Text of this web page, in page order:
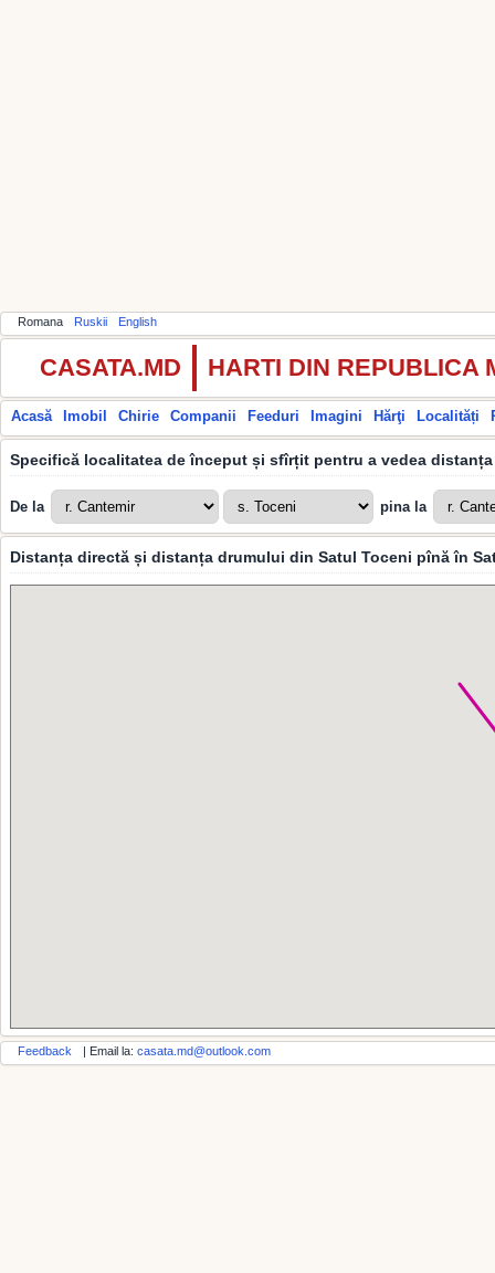
Romana Ruskii English
CASATA.MD HARTI DIN REPUBLICA
Acasă Imobil Chirie Companii Feeduri Imagini Hărţi Localități
Specifică localitatea de început și sfîrțit pentru a vedea
De la pina la
Distanța directă și distanța drumului din Satul Toceni pînă în
Feedback | Email la: casata.md@outlook.com